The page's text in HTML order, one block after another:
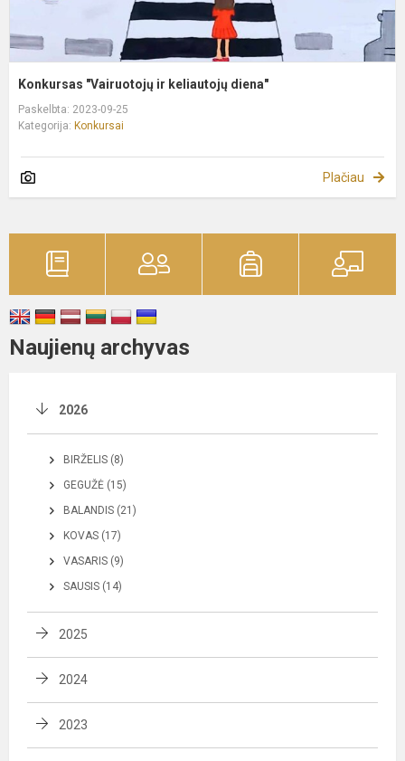
Konkursas "Vairuotojų ir keliautojų diena"
Paskelbta: 2023-09-25
Kategorija: Konkursai
Plačiau
Naujienų archyvas
2026
BIRŽELIS (8)
GEGUŽĖ (15)
BALANDIS (21)
KOVAS (17)
VASARIS (9)
SAUSIS (14)
2025
2024
2023